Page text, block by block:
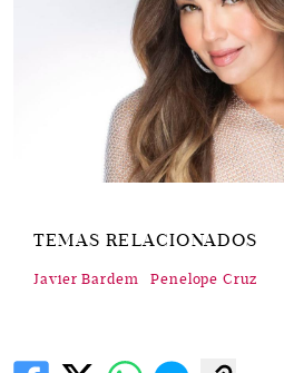
TEMAS RELACIONADOS
Javier Bardem Penelope Cruz